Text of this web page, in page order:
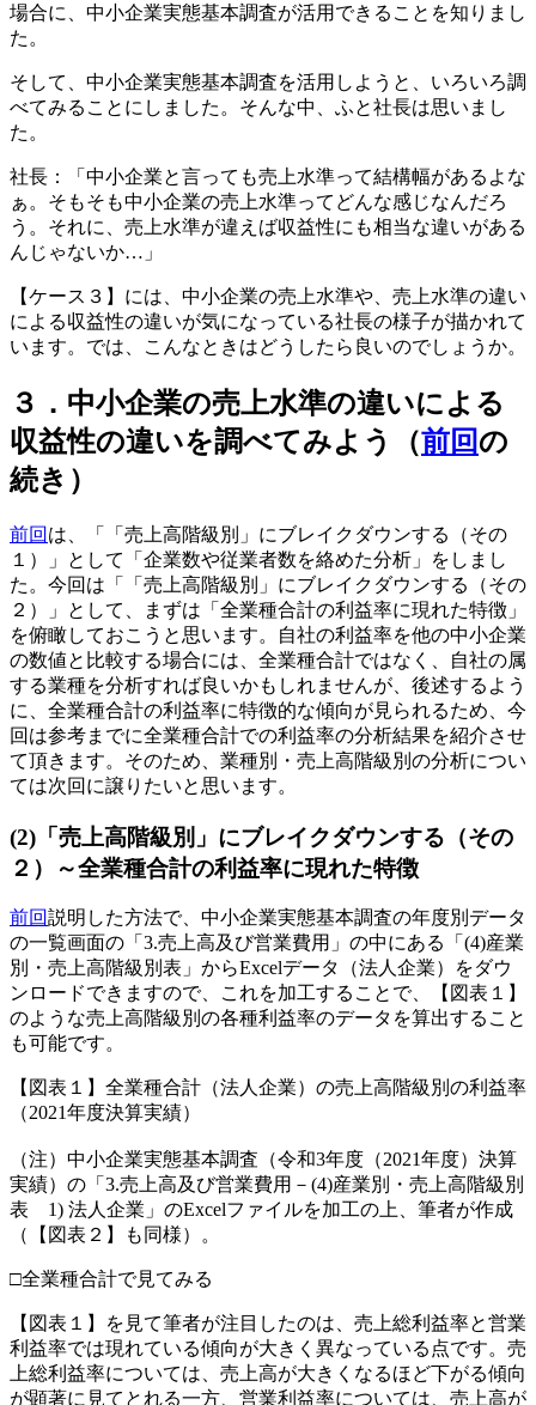
場合に、中小企業実態基本調査が活用できることを知りまし
た。
そして、中小企業実態基本調査を活用しようと、いろいろ調
べてみることにしました。そんな中、ふと社長は思いまし
た。
社長：「中小企業と言っても売上水準って結構幅があるよな
ぁ。そもそも中小企業の売上水準ってどんな感じなんだろ
う。それに、売上水準が違えば収益性にも相当な違いがある
んじゃないか…」
【ケース３】には、中小企業の売上水準や、売上水準の違い
による収益性の違いが気になっている社長の様子が描かれて
います。では、こんなときはどうしたら良いのでしょうか。
３．中小企業の売上水準の違いによる
収益性の違いを調べてみよう（前回の
続き）
前回 は、「「売上高階級別」にブレイクダウンする（その
１）」として「企業数や従業者数を絡めた分析」をしまし
た。今回は「「売上高階級別」にブレイクダウンする（その
２）」として、まずは「全業種合計の利益率に現れた特徴」
を俯瞰しておこうと思います。自社の利益率を他の中小企業
の数値と比較する場合には、全業種合計ではなく、自社の属
する業種を分析すれば良いかもしれませんが、後述するよう
に、全業種合計の利益率に特徴的な傾向が見られるため、今
回は参考までに全業種合計での利益率の分析結果を紹介させ
て頂きます。そのため、業種別・売上高階級別の分析につい
ては次回に譲りたいと思います。
(2)「売上高階級別」にブレイクダウンする（その
２）～全業種合計の利益率に現れた特徴
前回説明した方法で、中小企業実態基本調査の年度別データ
の一覧画面の「3.売上高及び営業費用」の中にある「(4)産業
別・売上高階級別表」からExcelデータ（法人企業）をダウ
ンロードできますので、これを加工することで、【図表１】
のような売上高階級別の各種利益率のデータを算出すること
も可能です。
【図表１】全業種合計（法人企業）の売上高階級別の利益率
（2021年度決算実績）
（注）中小企業実態基本調査（令和3年度（2021年度）決算
実績）の「3.売上高及び営業費用－(4)産業別・売上高階級別
表 1) 法人企業」のExcelファイルを加工の上、筆者が作成
（【図表２】も同様）。
□全業種合計で見てみる
【図表１】を見て筆者が注目したのは、売上総利益率と営業
利益率では現れている傾向が大きく異なっている点です。売
上総利益率については、売上高が大きくなるほど下がる傾向
が顕著に見てとれる一方、営業利益率については、売上高が